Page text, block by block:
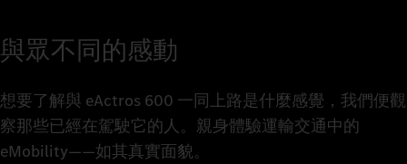
與眾不同的感動
想要了解與 eActros 600 一同上路是什麼感覺，我們便觀
察那些已經在駕駛它的人。親身體驗運輸交通中的
eMobility——如其真實面貌。